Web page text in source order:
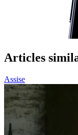
Articles
Assise